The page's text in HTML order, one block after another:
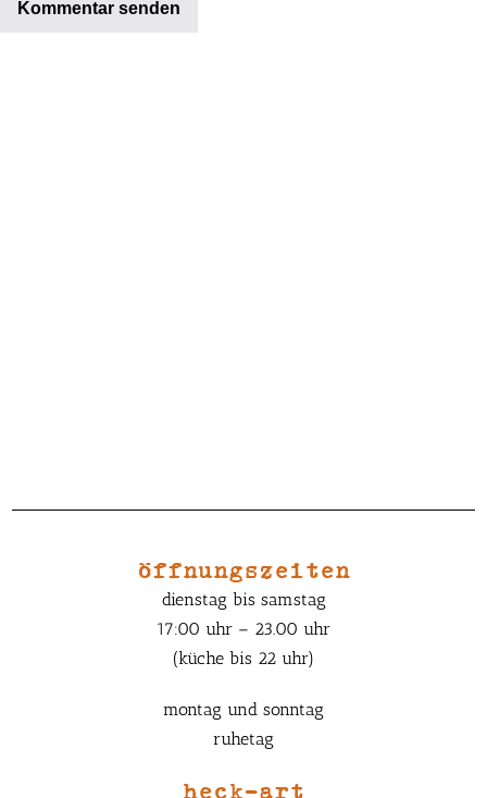
öffnungszeiten
dienstag bis samstag
17:00 uhr – 23.00 uhr
(küche bis 22 uhr)
montag und sonntag
ruhetag
heck-art